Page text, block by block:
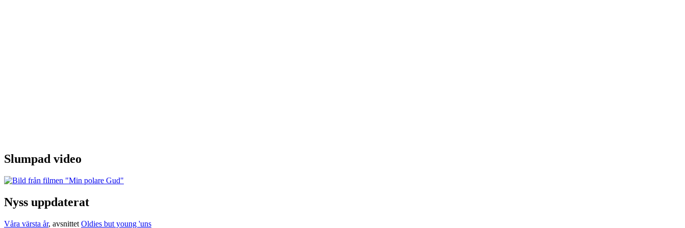
Slumpad video
Nyss uppdaterat
Våra värsta år, avsnittet Oldies but young 'uns